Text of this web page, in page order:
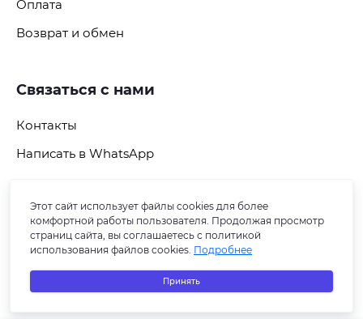
Оплата
Возврат и обмен
Связаться с нами
Контакты
Написать в WhatsApp
Подпишитесь на рассылку
Этот сайт использует файлы cookies для более
комфортной работы пользователя. Продолжая просмотр
страниц сайта, вы соглашаетесь с политикой
использования файлов cookies. Подробнее
Принять